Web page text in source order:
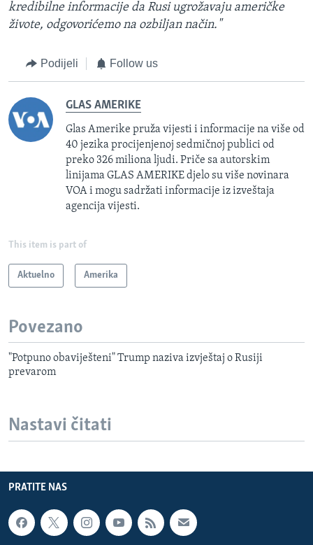
kredibilne informacije da Rusi ugrožavaju američke
živote, odgovorićemo na ozbiljan način."
Podijeli Follow us
GLAS AMERIKE
Glas Amerike pruža vijesti i informacije na više od
40 jezika procijenjenoj sedmičnoj publici od
preko 326 miliona ljudi. Priče sa autorskim
linijama GLAS AMERIKE djelo su više novinara
VOA i mogu sadržati informacije iz izveštaja
agencija vijesti.
This item is part of
Aktuelno Amerika
Povezano
"Potpuno obaviješteni" Trump naziva izvještaj o Rusiji
prevarom
Nastavi čitati
PRATITE NAS